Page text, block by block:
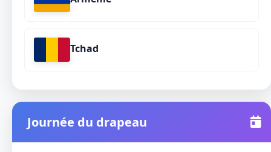
Tchad
Journée du drapeau